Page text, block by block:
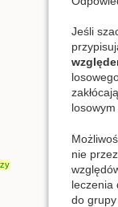
Jeśli
nie
leczenia
do